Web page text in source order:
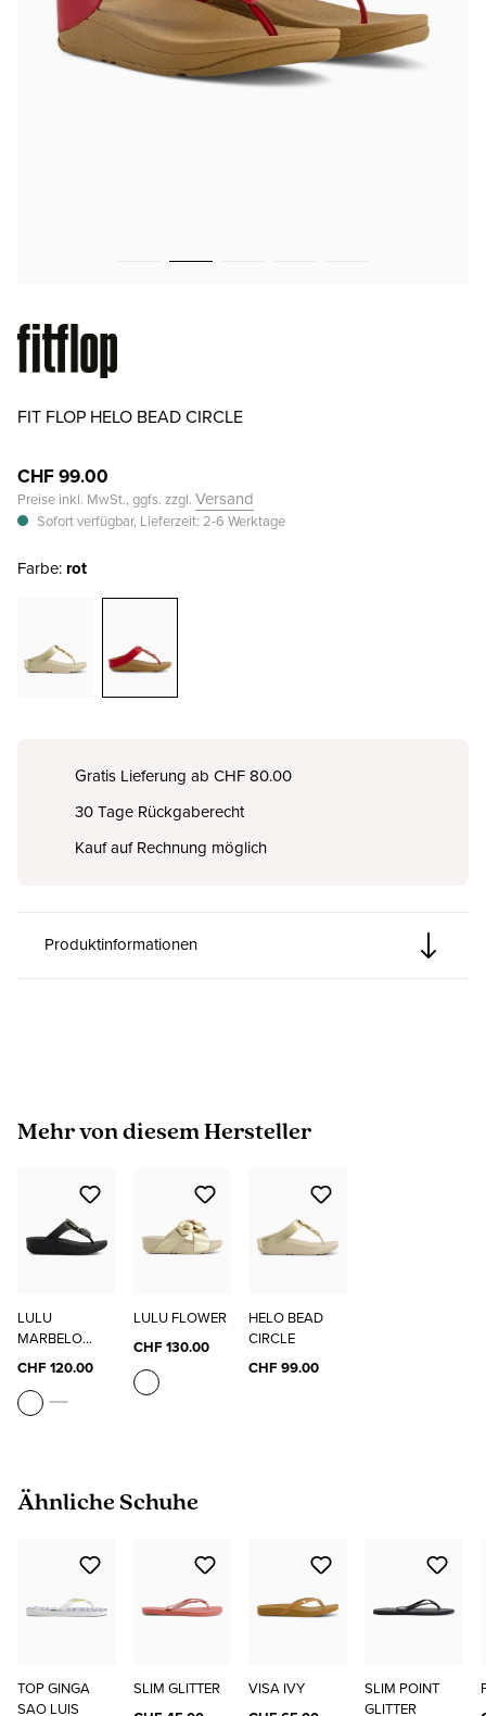
FIT FLOP HELO BEAD CIRCLE
CHF 99.00
Preise inkl. MwSt., ggfs. zzgl. Versand
Sofort verfügbar, Lieferzeit: 2-6 Werktage
Farbe: rot
Gratis Lieferung ab CHF 80.00
30 Tage Rückgaberecht
Kauf auf Rechnung möglich
Produktinformationen
Produktgalerie überspringen
Mehr von diesem Hersteller
LULU
MARBELO
STONE
CHF 120.00
LULU FLOWER
CHF 130.00
HELO BEAD
CIRCLE
CHF 99.00
Produktgalerie überspringen
Ähnliche Schuhe
TOP GINGA
SAO LUIS
SLIM GLITTER
VISA IVY
SLIM POINT
GLITTER